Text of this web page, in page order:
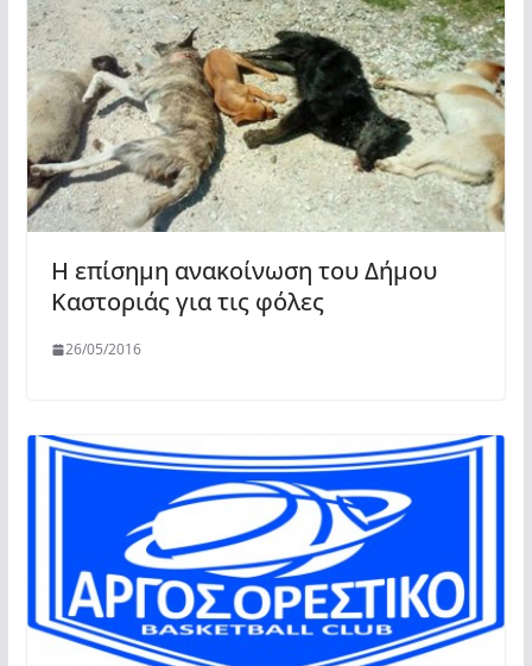
Η επίσημη ανακοίνωση του Δήμου
Καστοριάς για τις φόλες
26/05/2016